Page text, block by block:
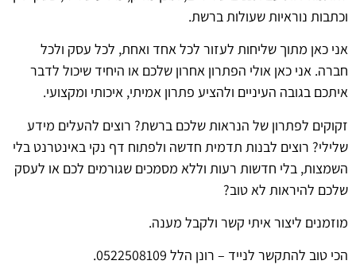
וכתבות נוראיות שעולות ברשת.
אני כאן מתוך שליחות לעזור לכל אחד ואחת, לכל עסק ולכל
חברה. אני כאן אולי הפתרון אחרון שלכם או היחיד שיכול לדבר
איתכם בגובה העיניים ולהציע פתרון אמיתי, איכותי ומקצועי.
זקוקים לפתרון של הנראות שלכם ברשת? רוצים להעלים מידע
שלילי? רוצים לבנות תדמית חדשה ולפתוח דף נקי באינטרנט בלי
השמצות, בלי חדשות רעות וללא מסמכים שגורמים לכם או לעסק
שלכם להיראות לא טוב?
מוזמנים ליצור איתי קשר ולקבל מענה.
הכי טוב להתקשר לנייד – רונן הלל 0522508109.